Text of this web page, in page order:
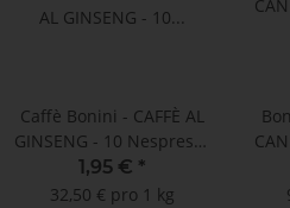
Caffè Bonini - CAFFÈ AL
GINSENG - 10 Nespresso
® kompatible Kapseln
1,95 € *
32,50 € pro 1 kg